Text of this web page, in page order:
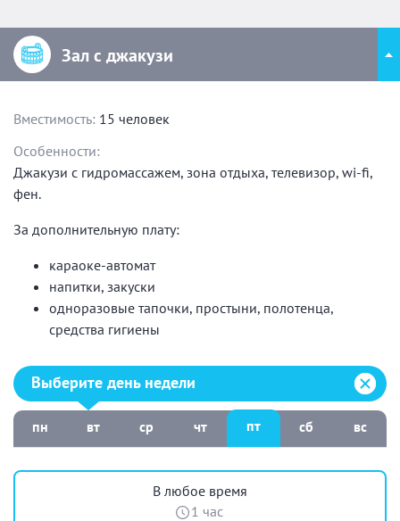
Зал с джакузи
Вместимость: 15 человек
Особенности:
Джакузи с гидромассажем, зона отдыха, телевизор, wi-fi,
фен.
За дополнительную плату:
караоке-автомат
напитки, закуски
одноразовые тапочки, простыни, полотенца,
средства гигиены
Выберите день недели:
Выберите день недели
пн вт ср чт пт сб вс
В любое время
1 час